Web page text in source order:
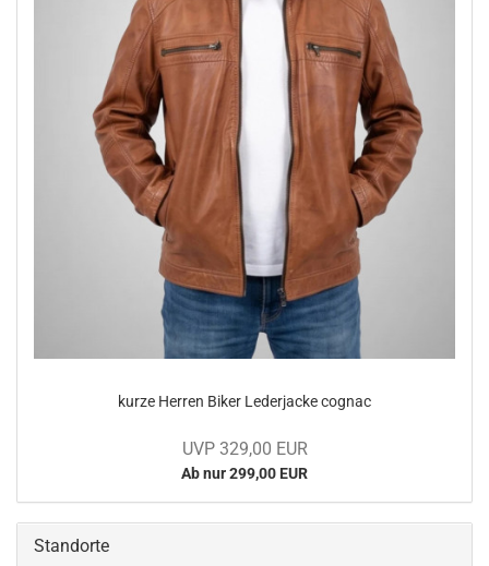
kurze Her­ren Biker Le­der­ja­cke co­gnac
UVP 329,00 EUR
Ab nur 299,00 EUR
Standorte